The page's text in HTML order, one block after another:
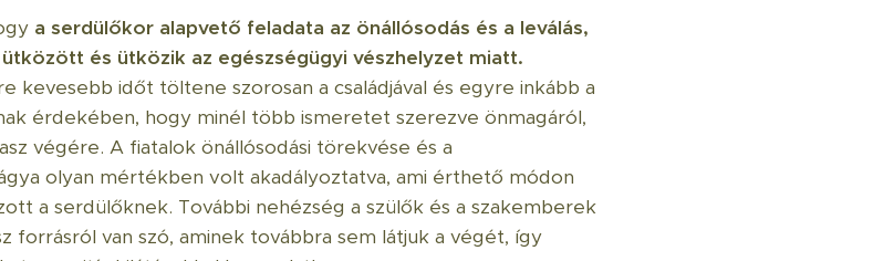
a serdülőkor alapvető feladata az önállósodás és a leválás,
és ütközik az egészségügyi vészhelyzet miatt.
kevesebb időt töltene szorosan a családjával és egyre inkább a
érdekében, hogy minél több ismeretet szerezve önmagáról,
végére. A fiatalok önállósodási törekvése és a
olyan mértékben volt akadályoztatva, ami érthető módon
a serdülőknek. További nehézség a szülők és a szakemberek
forrásról van szó, aminek továbbra sem látjuk a végét, így